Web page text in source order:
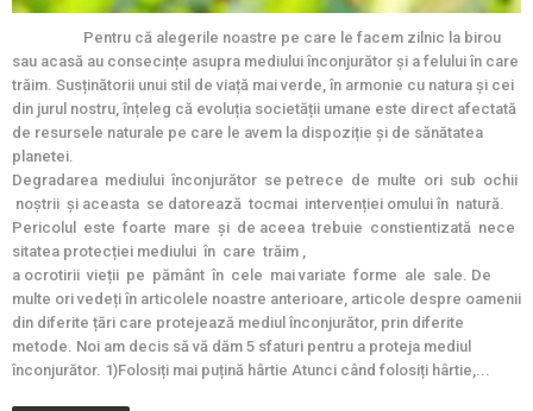
Pentru că alegerile noastre pe care le facem zilnic la birou
sau acasă au consecințe asupra mediului înconjurător și a felului în care
trăim. Susținătorii unui stil de viață mai verde, în armonie cu natura și cei
din jurul nostru, înțeleg că evoluția societății umane este direct afectată
de resursele naturale pe care le avem la dispoziție și de sănătatea
planetei.
Degradarea mediului înconjurător se petrece de multe ori sub ochii
noștrii și aceasta se datorează tocmai intervenției omului în natură.
Pericolul este foarte mare și de aceea trebuie constientizată nece
sitatea protecției mediului în care trăim ,
a ocrotirii vieții pe pământ în cele mai variate forme ale sale. De
multe ori vedeți în articolele noastre anterioare, articole despre oamenii
din diferite țări care protejează mediul înconjurător, prin diferite
metode. Noi am decis să vă dăm 5 sfaturi pentru a proteja mediul
înconjurător. 1)Folosiți mai puțină hârtie Atunci când folosiți hârtie,...